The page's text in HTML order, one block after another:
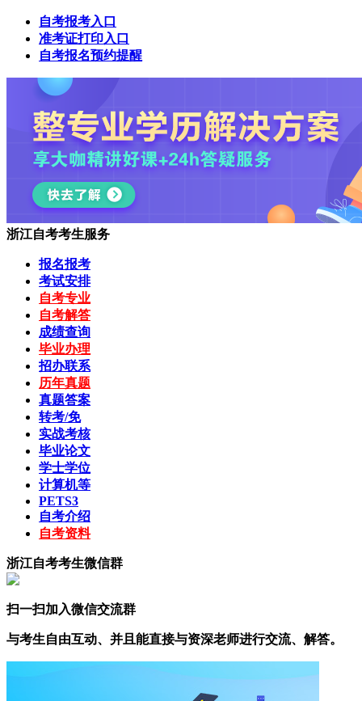
自考报考入口
准考证打印入口
自考报名预约提醒
浙江自考考生服务
报名报考
考试安排
自考专业
自考解答
成绩查询
毕业办理
招办联系
历年真题
真题答案
转考/免
实战考核
毕业论文
学士学位
计算机等
PETS3
自考介绍
自考资料
浙江自考考生微信群
扫一扫加入微信交流群
与考生自由互动、并且能直接与资深老师进行交流、解答。